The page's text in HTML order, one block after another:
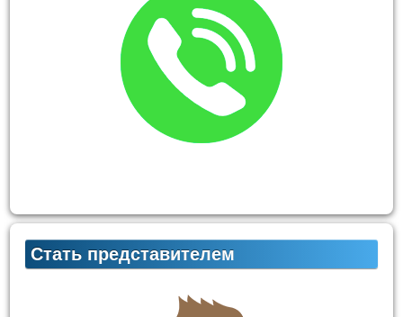
Стать представителем